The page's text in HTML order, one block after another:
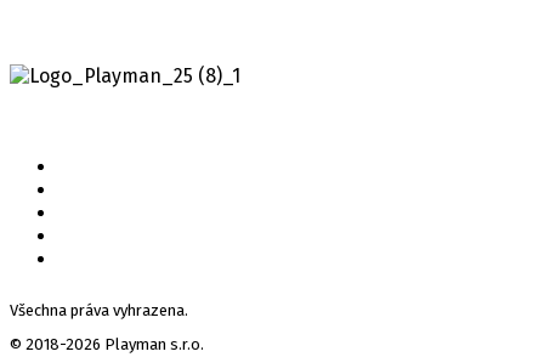
Všechna práva vyhrazena.
© 2018-2026 Playman s.r.o.